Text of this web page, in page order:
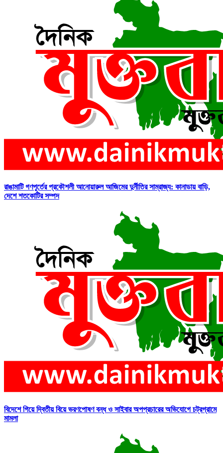
রাঙামাটি গণপূর্তের প্রকৌশলী আনোয়ারুল আজিমের দুর্নীতির সাম্রাজ্য: কানাডায় বাড়ি,
দেশে শতকোটির সম্পদ
বিদেশে গিয়ে দ্বিতীয় বিয়ে ভরণপোষণ বন্ধ ও সাইবার অপপ্রচারের অভিযোগে চট্রগ্রামে
মামলা